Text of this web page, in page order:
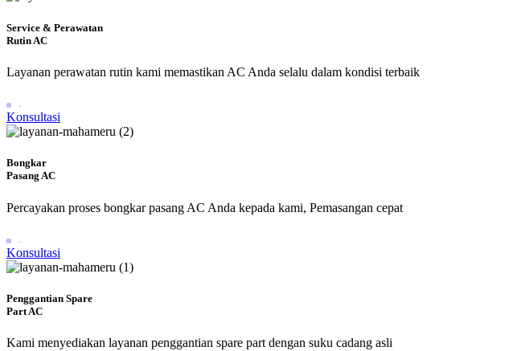
Service & Perawatan
Rutin AC
Layanan perawatan rutin kami memastikan AC Anda selalu dalam kondisi terbaik
Konsultasi
Bongkar
Pasang AC
Percayakan proses bongkar pasang AC Anda kepada kami, Pemasangan cepat
Konsultasi
Penggantian Spare
Part AC
Kami menyediakan layanan penggantian spare part dengan suku cadang asli